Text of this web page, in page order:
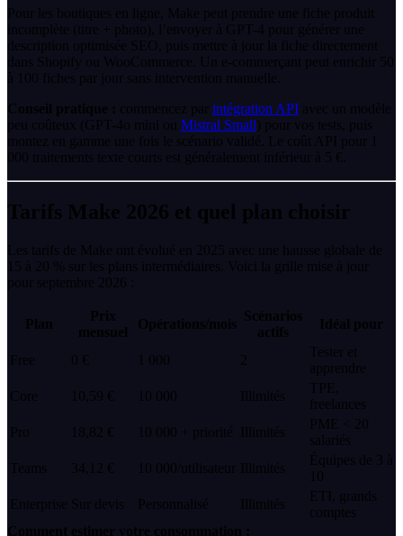
Pour les boutiques en ligne, Make peut prendre une fiche produit
incomplète (titre + photo), l’envoyer à GPT-4 pour générer une
description optimisée SEO, puis mettre à jour la fiche directement
dans Shopify ou WooCommerce. Un e-commerçant peut enrichir 50
à 100 fiches par jour sans intervention manuelle.
Conseil pratique : commencez par intégration API avec un modèle
peu coûteux (GPT-4o mini ou Mistral Small ) pour vos tests, puis
montez en gamme une fois le scénario validé. Le coût API pour 1
000 traitements texte courts est généralement inférieur à 5 €.
Tarifs Make 2026 et quel plan choisir
Les tarifs de Make ont évolué en 2025 avec une hausse globale de
15 à 20 % sur les plans intermédiaires. Voici la grille mise à jour
pour septembre 2026 :
Plan
Prix
mensuel
Opérations/mois
Scénarios
actifs
Idéal pour
Free 0 € 1 000 2
Tester et
apprendre
Core
10,59 € 10 000 Illimités
TPE,
freelances
Pro
18,82 € 10 000 + priorité Illimités
PME < 20
salariés
Teams
34,12 € 10 000/utilisateur Illimités
Équipes de 3 à
10
Enterprise Sur devis Personnalisé Illimités
ETI, grands
comptes
Comment estimer votre consommation :